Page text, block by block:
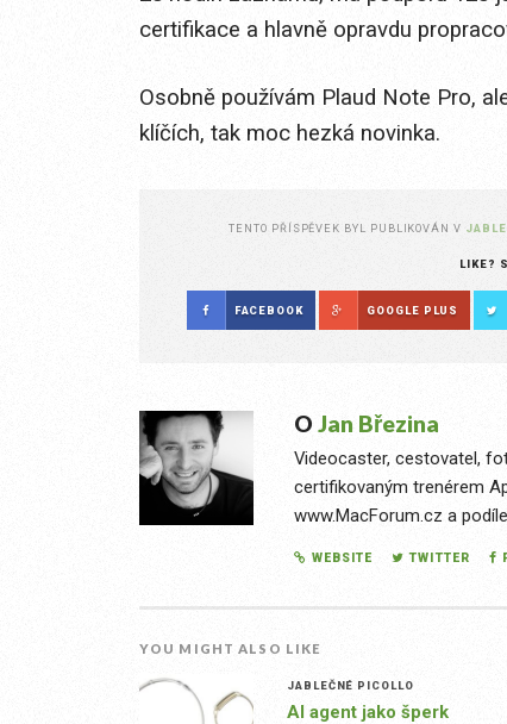
certifikace a hlavně opravdu
Osobně používám Plaud Note Pro,
klíčích, tak moc hezká novinka.
TENTO PŘÍSPĚVEK BYL PUBLIKOVÁN V
LIKE?
FACEBOOK GOOGLE PLUS
O Jan Březina
Videocaster, cestovatel,
certifikovaným trenérem
www.MacForum.cz a
WEBSITE TWITTER
YOU MIGHT ALSO LIKE
JABLEČNÉ PICOLLO
AI agent jako šperk